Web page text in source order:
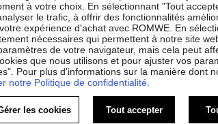
ROMWE VIP
Incident de sécurité des
données
En
afin
Impression
Choix d'annonce
à votre choix. En sélectionnant "Tout
le trafic, à offrir des fonctionnalités
expérience d'achat avec ROMWE. En
nécessaires qui permettent à notre site
de votre navigateur, mais cela peut
que nous utilisons et pour ajuster vos
Pour plus d'informations sur la manière dont
notre Politique de confidentialité.
les cookies Tout accepter